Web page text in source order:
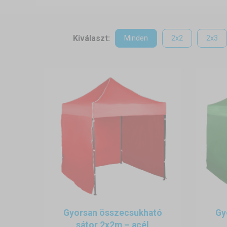
megvédeni valamit,
kiválóak. Szerszámok
Sürgősen van szüksége az
24 órán belül gyorsfutárral
Kiválaszt: Minden 2x2 2x3
Gyorsan összecsukható
sátor 2x2m – acél